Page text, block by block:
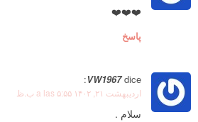
❤️❤️❤️
پاسخ
VW1967 dice:
اردیبهشت ۲۱, ۱۴۰۲ a las ۵:۵۵ ب.ظ
سلام .